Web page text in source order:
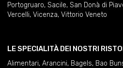
Portogruaro, Sacile, San Donà di
Vercelli, Vicenza, Vittorio Veneto
LE SPECIALITÀ DEI NOSTRI
Alimentari, Arancini, Bagels, Bao